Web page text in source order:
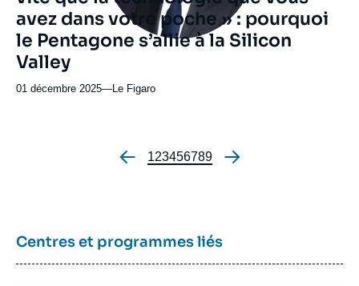
avez dans votre poche » : pourquoi
le Pentagone s’allie à la Silicon
Valley
01 décembre 2025—Nom
ou
émission
Le Figaro
Pagination
Page
1Page
2Page
3Page
4Page
5Page
6Page
7Page
8Page
9
Centres et programmes liés